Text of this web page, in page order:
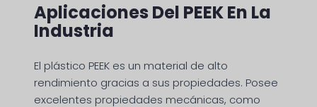
Aplicaciones Del PEEK En La
Industria
El plástico PEEK es un material de alto
rendimiento gracias a sus propiedades. Posee
excelentes propiedades mecánicas, como